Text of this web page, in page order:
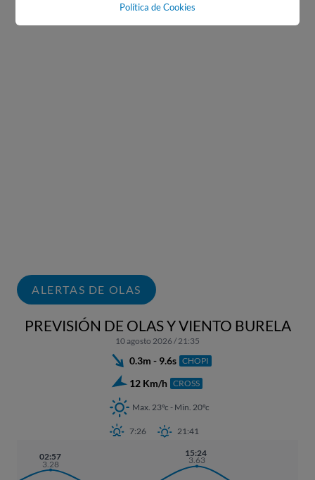
ALERTAS DE OLAS
PREVISIÓN DE OLAS Y VIENTO BURELA
10 agosto 2026 / 21:35
0.3m - 9.6s CHOPI
12 Km/h CROSS
Max. 23ºc - Min. 20ºc
7:26 21:41
02:57
3.28
15:24
3.63
Política de Cookies